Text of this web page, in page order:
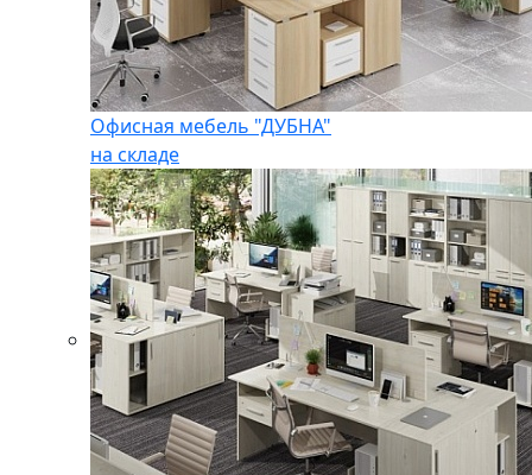
Офисная мебель "ДУБНА"
на складе